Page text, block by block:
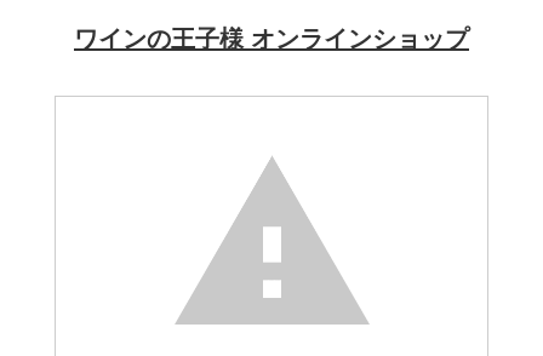
ワインの王子様 オンラインショップ